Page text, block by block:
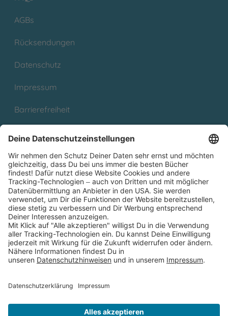
AGBs
Rücksendungen
Datenschutz
Impressum
Barrierefreiheit
Partnerprogramm (Affiliate)
Folge uns auf
* Versandkostenfrei ab 9,00 € Bestellwert innerhalb
Deutschlands
** Lieferzeit 1-3 Werktage innerhalb Deutschlands
Thienemann-Esslinger Verlag GmbH, Blumenstraße 36, D-70182